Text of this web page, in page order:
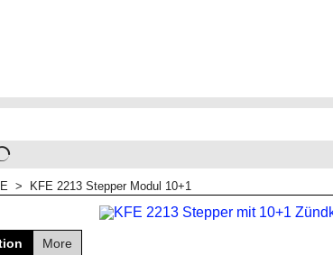
> KFE 2213 Stepper Modul 10+1
More